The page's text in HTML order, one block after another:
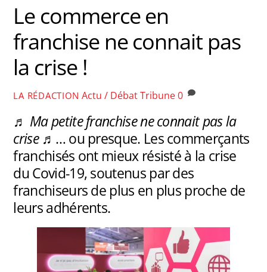
Le commerce en
franchise ne connait pas
la crise !
LA RÉDACTION Actu / DébatTribune0
♬ Ma petite franchise ne connait pas la
crise ♬ … ou presque. Les commerçants
franchisés ont mieux résisté à la crise
du Covid-19, soutenus par des
franchiseurs de plus en plus proche de
leurs adhérents.